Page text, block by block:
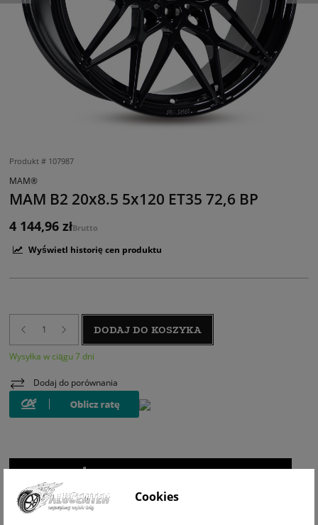
Produkt # 107987
MAM®
MAM B2 20x8.5 5x120 ET35 72,6 BP
4 144,96 złBrutto
Wyświetl historię cen produktu
DODAJ DO KOSZYKA
Wysyłka w ciągu 7 dni
Dodaj do porównania
Cookies